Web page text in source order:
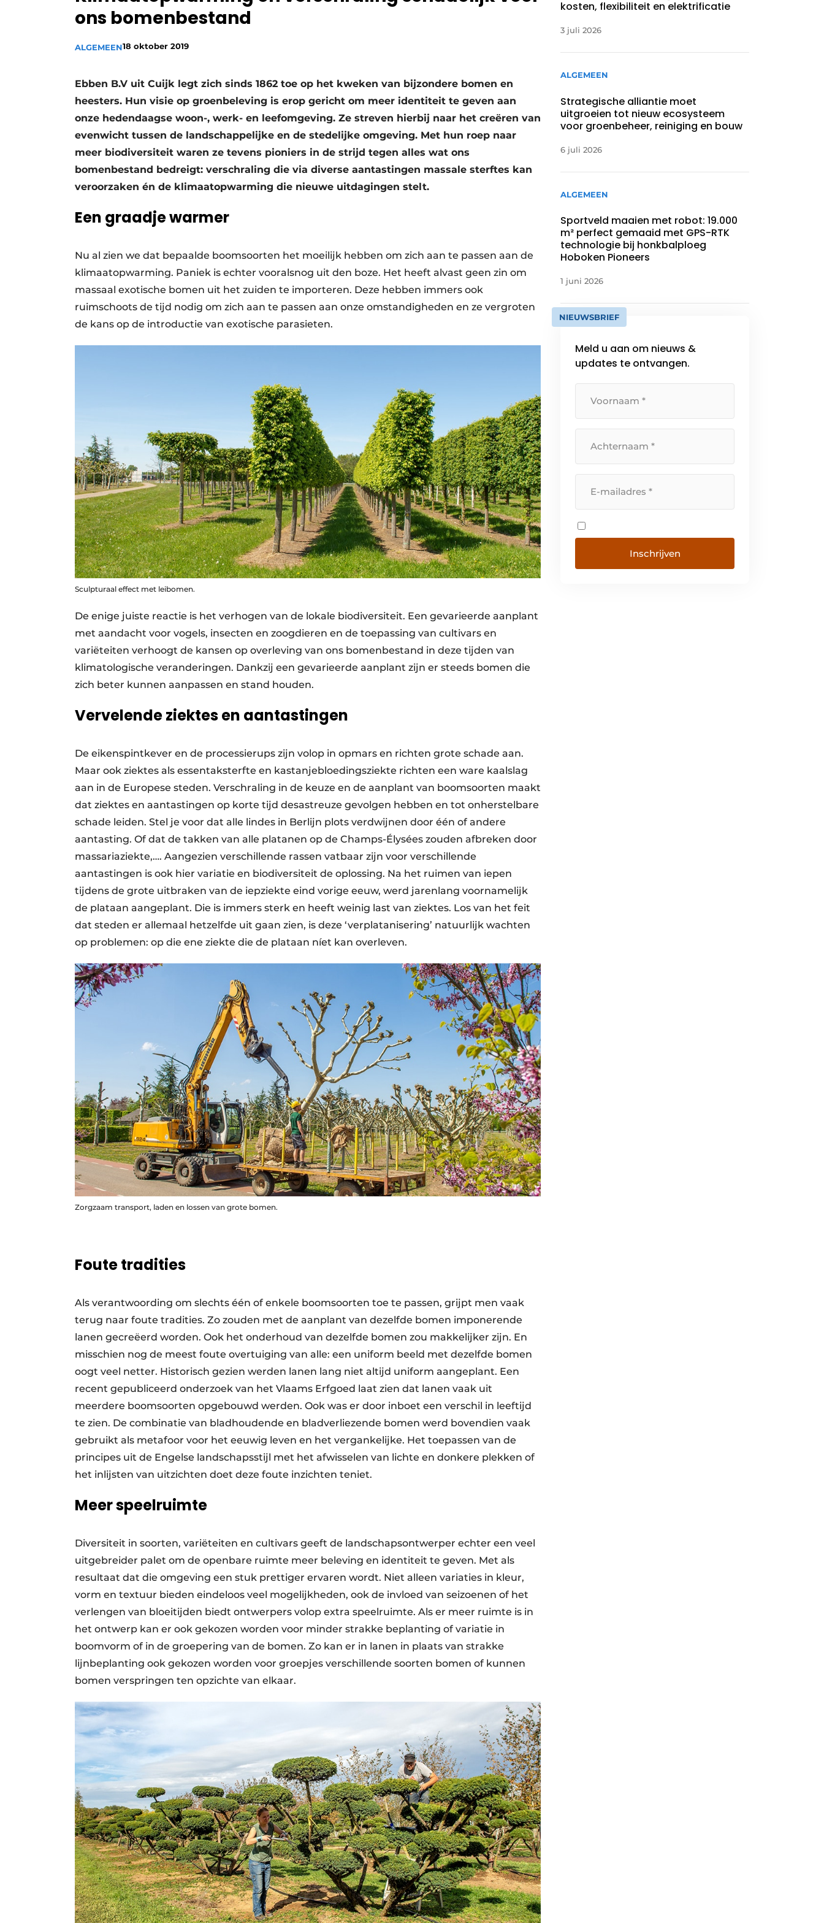
Vacature aanmelden
ons bomenbestand
ALGEMEEN18 oktober 2019
Ebben B.V uit Cuijk legt zich sinds 1862 toe op het kweken van bijzondere bomen en
heesters. Hun visie op groenbeleving is erop gericht om meer identiteit te geven aan
onze hedendaagse woon-, werk- en leefomgeving. Ze streven hierbij naar het creëren van
evenwicht tussen de landschappelijke en de stedelijke omgeving. Met hun roep naar
meer biodiversiteit waren ze tevens pioniers in de strijd tegen alles wat ons
bomenbestand bedreigt: verschraling die via diverse aantastingen massale sterftes kan
veroorzaken én de klimaatopwarming die nieuwe uitdagingen stelt.
Een graadje warmer
Nu al zien we dat bepaalde boomsoorten het moeilijk hebben om zich aan te passen aan de
klimaatopwarming. Paniek is echter vooralsnog uit den boze. Het heeft alvast geen zin om
massaal exotische bomen uit het zuiden te importeren. Deze hebben immers ook
ruimschoots de tijd nodig om zich aan te passen aan onze omstandigheden en ze vergroten
de kans op de introductie van exotische parasieten.
Sculpturaal effect met leibomen.
De enige juiste reactie is het verhogen van de lokale biodiversiteit. Een gevarieerde aanplant
met aandacht voor vogels, insecten en zoogdieren en de toepassing van cultivars en
variëteiten verhoogt de kansen op overleving van ons bomenbestand in deze tijden van
klimatologische veranderingen. Dankzij een gevarieerde aanplant zijn er steeds bomen die
zich beter kunnen aanpassen en stand houden.
Vervelende ziektes en aantastingen
De eikenspintkever en de processierups zijn volop in opmars en richten grote schade aan.
Maar ook ziektes als essentaksterfte en kastanjebloedingsziekte richten een ware kaalslag
aan in de Europese steden. Verschraling in de keuze en de aanplant van boomsoorten maakt
dat ziektes en aantastingen op korte tijd desastreuze gevolgen hebben en tot onherstelbare
schade leiden. Stel je voor dat alle lindes in Berlijn plots verdwijnen door één of andere
aantasting. Of dat de takken van alle platanen op de Champs-Élysées zouden afbreken door
massariaziekte,…. Aangezien verschillende rassen vatbaar zijn voor verschillende
aantastingen is ook hier variatie en biodiversiteit de oplossing. Na het ruimen van iepen
tijdens de grote uitbraken van de iepziekte eind vorige eeuw, werd jarenlang voornamelijk
de plataan aangeplant. Die is immers sterk en heeft weinig last van ziektes. Los van het feit
dat steden er allemaal hetzelfde uit gaan zien, is deze ‘verplatanisering’ natuurlijk wachten
op problemen: op die ene ziekte die de plataan níet kan overleven.
Zorgzaam transport, laden en lossen van grote bomen.
Foute tradities
Als verantwoording om slechts één of enkele boomsoorten toe te passen, grijpt men vaak
terug naar foute tradities. Zo zouden met de aanplant van dezelfde bomen imponerende
lanen gecreëerd worden. Ook het onderhoud van dezelfde bomen zou makkelijker zijn. En
misschien nog de meest foute overtuiging van alle: een uniform beeld met dezelfde bomen
oogt veel netter. Historisch gezien werden lanen lang niet altijd uniform aangeplant. Een
recent gepubliceerd onderzoek van het Vlaams Erfgoed laat zien dat lanen vaak uit
meerdere boomsoorten opgebouwd werden. Ook was er door inboet een verschil in leeftijd
te zien. De combinatie van bladhoudende en bladverliezende bomen werd bovendien vaak
gebruikt als metafoor voor het eeuwig leven en het vergankelijke. Het toepassen van de
principes uit de Engelse landschapsstijl met het afwisselen van lichte en donkere plekken of
het inlijsten van uitzichten doet deze foute inzichten teniet.
Meer speelruimte
Diversiteit in soorten, variëteiten en cultivars geeft de landschapsontwerper echter een veel
uitgebreider palet om de openbare ruimte meer beleving en identiteit te geven. Met als
resultaat dat die omgeving een stuk prettiger ervaren wordt. Niet alleen variaties in kleur,
vorm en textuur bieden eindeloos veel mogelijkheden, ook de invloed van seizoenen of het
verlengen van bloeitijden biedt ontwerpers volop extra speelruimte. Als er meer ruimte is in
het ontwerp kan er ook gekozen worden voor minder strakke beplanting of variatie in
boomvorm of in de groepering van de bomen. Zo kan er in lanen in plaats van strakke
lijnbeplanting ook gekozen worden voor groepjes verschillende soorten bomen of kunnen
bomen verspringen ten opzichte van elkaar.
kosten, flexibiliteit en elektrificatie
3 juli 2026
ALGEMEEN
Strategische alliantie moet
uitgroeien tot nieuw ecosysteem
voor groenbeheer, reiniging en bouw
6 juli 2026
ALGEMEEN
Sportveld maaien met robot: 19.000
m² perfect gemaaid met GPS-RTK
technologie bij honkbalploeg
Hoboken Pioneers
1 juni 2026
NIEUWSBRIEF
Meld u aan om nieuws &
updates te ontvangen.